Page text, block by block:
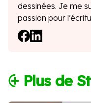
dessinées. Je me
passion pour
⨭ Plus de